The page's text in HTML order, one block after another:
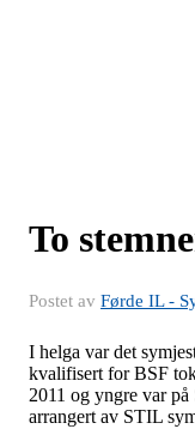
To
Postet av Førde IL -
I helga var det
kvalifisert for BSF
2011 og yngre var på
arrangert av STIL